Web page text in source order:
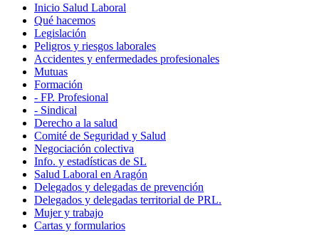
Inicio Salud Laboral
Qué hacemos
Legislación
Peligros y riesgos laborales
Accidentes y enfermedades profesionales
Mutuas
Formación
- FP. Profesional
- Sindical
Derecho a la salud
Comité de Seguridad y Salud
Negociación colectiva
Info. y estadísticas de SL
Salud Laboral en Aragón
Delegados y delegadas de prevención
Delegados y delegadas territorial de PRL.
Mujer y trabajo
Cartas y formularios